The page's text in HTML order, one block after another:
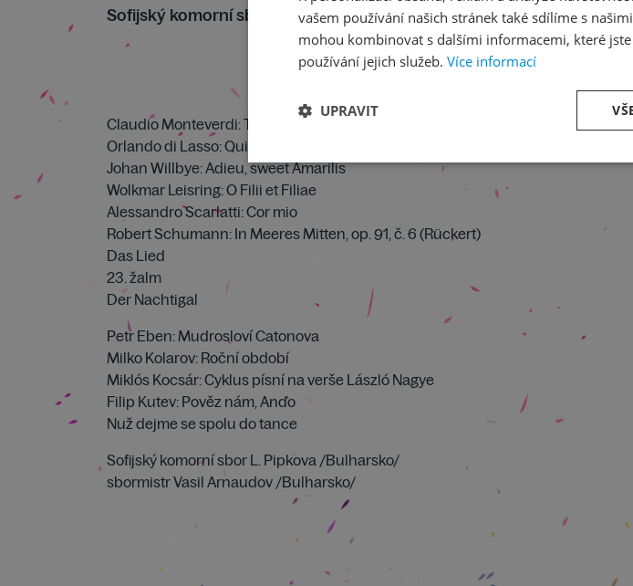
Sofijský komorní sbor L. Pipkova
Claudio Monteverdi: Tři canzony
Orlando di Lasso: Qui regit astra
Johan Willbye: Adieu, sweet Amarilis
Wolkmar Leisring: O Filii et Filiae
Alessandro Scarlatti: Cor mio
Robert Schumann: In Meeres Mitten, op. 91, č. 6 (Rückert)
Das Lied
23. žalm
Der Nachtigal
Petr Eben: Mudrosloví Catonova
Milko Kolarov: Roční období
Miklós Kocsár: Cyklus písní na verše László Nagye
Filip Kutev: Pověz nám, Anďo
Nuž dejme se spolu do tance
Sofijský komorní sbor L. Pipkova /Bulharsko/
sbormistr Vasil Arnaudov /Bulharsko/
vašem používání našich stránek také sdílíme s
mohou kombinovat s dalšími informacemi, které
používání jejich služeb. Více informací
UPRAVIT